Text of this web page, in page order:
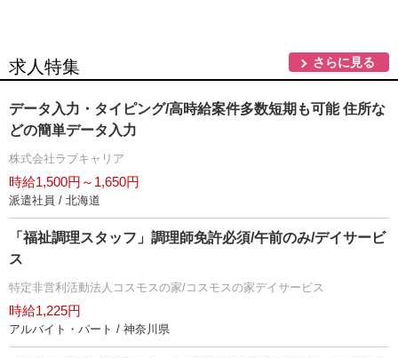
求人特集 さらに見る
データ入力・タイピング/高時給案件多数短期も可能 住所な
どの簡単データ入力
株式会社ラブキャリア
時給1,500円～1,650円
派遣社員 / 北海道
「福祉調理スタッフ」調理師免許必須/午前のみ/デイサービ
ス
特定非営利活動法人コスモスの家/コスモスの家デイサービス
時給1,225円
アルバイト・パート / 神奈川県